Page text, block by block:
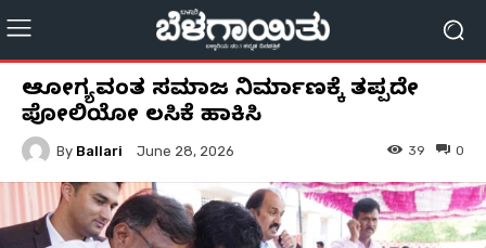
ಆರೋಗ್ಯವಂತ ಸಮಾಜ ನಿರ್ಮಾಣಕ್ಕೆ ತಪ್ಪದೇ
ಪೋಲಿಯೋ ಲಸಿಕೆ ಹಾಕಿಸಿ
By Ballari June 28, 2026 0
39